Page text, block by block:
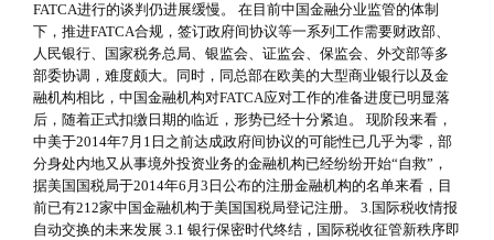
FATCA进行的谈判仍进展缓慢。 在目前中国金融分业监管的体制
下，推进FATCA合规，签订政府间协议等一系列工作需要财政部、
人民银行、国家税务总局、银监会、证监会、保监会、外交部等多
部委协调，难度颇大。同时，同总部在欧美的大型商业银行以及金
融机构相比，中国金融机构对FATCA应对工作的准备进度已明显落
后，随着正式扣缴日期的临近，形势已经十分紧迫。 现阶段来看，
中美于2014年7月1日之前达成政府间协议的可能性已几乎为零，部
分身处内地又从事境外投资业务的金融机构已经纷纷开始“自救”，
据美国国税局于2014年6月3日公布的注册金融机构的名单来看，目
前已有212家中国金融机构于美国国税局登记注册。 3.国际税收情报
自动交换的未来发展 3.1 银行保密时代终结，国际税收征管新秩序即